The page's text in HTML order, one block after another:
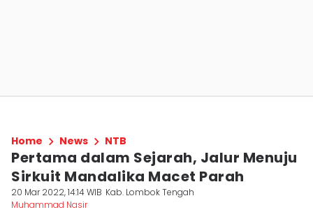
Home News NTB
Pertama dalam Sejarah, Jalur Menuju
Sirkuit Mandalika Macet Parah
20 Mar 2022, 14:14 WIB Kab. Lombok Tengah
Muhammad Nasir